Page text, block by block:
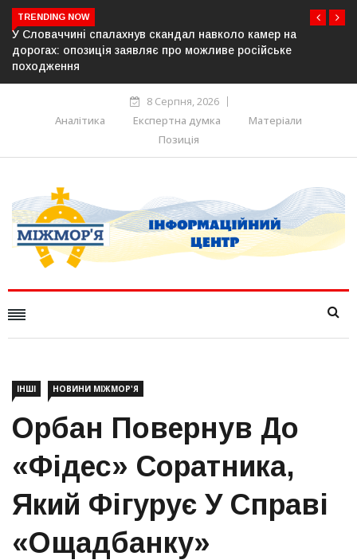
TRENDING NOW
камер на
У Молдові готують план дій на випадок
постачання газу до Придністров’я
8 Серпня, 2026
Аналітика
Експертна думка
Матеріали
Позиція
ІНШІ НОВИНИ МІЖМОР'Я
Орбан Повернув До
«Фідес» Соратника,
Який Фігурує У Справі
«Ощадбанку»